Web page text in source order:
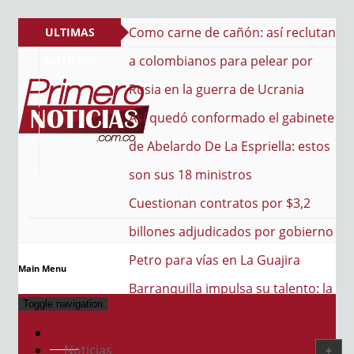
ULTIMAS
cañón: así reclutan
de Ucrania
el gabinete
La Espriella: estos
artistas
PRIMERO NOTICIAS
El mejor portal web de noticias de Barranquilla
Main Menu
Toggle navigation
Noticias